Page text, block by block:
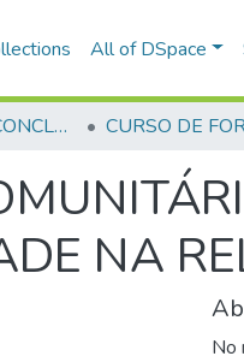
All of DSpace
TRABALHOS DE CONCLUSÃO DE CURSO - CFP (CURSO DE FORMAÇÃO DE PRAÇAS)
NA
No